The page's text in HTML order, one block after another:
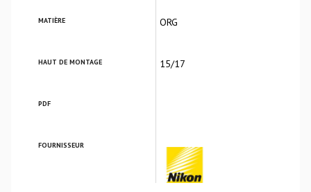
MATIÈRE ORG
HAUT DE MONTAGE 15/17
PDF
FOURNISSEUR